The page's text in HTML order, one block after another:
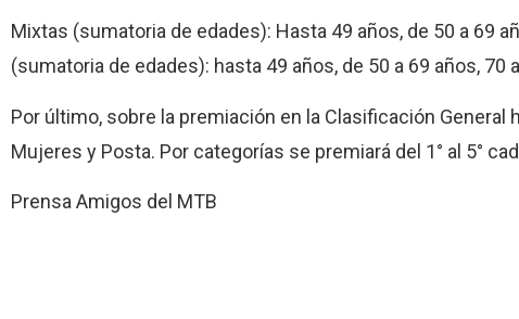
Mixtas (sumatoria de edades): Hasta 49 años, de 50 a 69
(sumatoria de edades): hasta 49 años, de 50 a 69 años, 70
Por último, sobre la premiación en la Clasificación General
Mujeres y Posta. Por categorías se premiará del 1° al 5°
Prensa Amigos del MTB